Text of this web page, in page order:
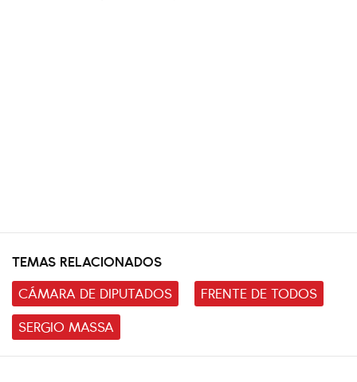
TEMAS RELACIONADOS
CÁMARA DE DIPUTADOS
FRENTE DE TODOS
SERGIO MASSA